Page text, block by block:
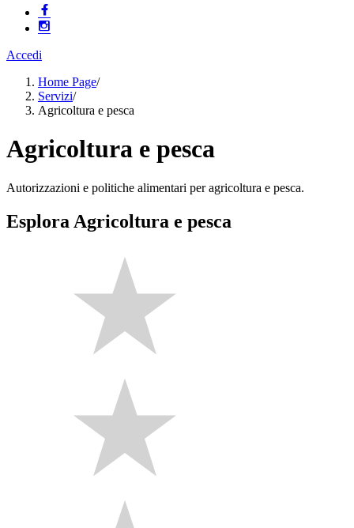
Accedi
Home Page/
Servizi/
Agricoltura e pesca
Agricoltura e pesca
Autorizzazioni e politiche alimentari per agricoltura e pesca.
Esplora Agricoltura e pesca